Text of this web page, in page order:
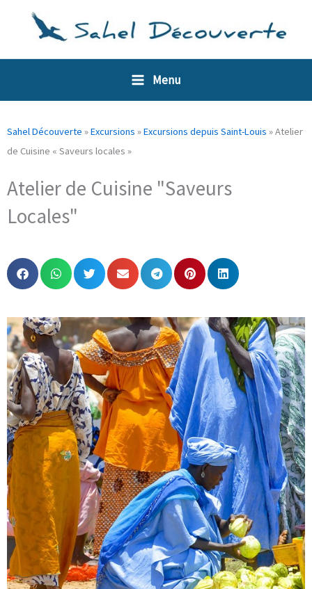
Menu
Sahel Découverte »Excursions »Excursions depuis Saint-Louis »Atelier
de Cuisine « Saveurs locales »
Atelier de Cuisine "Saveurs
Locales"
Panneau de gestion des cookies